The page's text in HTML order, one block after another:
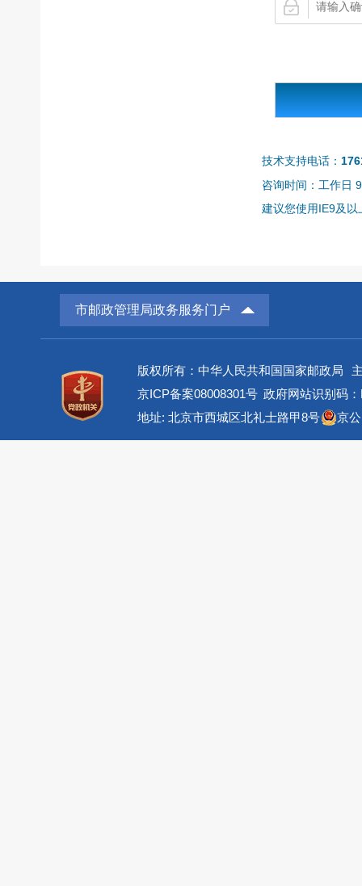
技术支持电话：
咨询时间：工作日
建议您使用IE9及
市邮政管理局政务服务门户
版权所有：中华人民共和国国家邮政局
京ICP备案08008301号 政府网站识别码
地址: 北京市西城区北礼士路甲8号
京